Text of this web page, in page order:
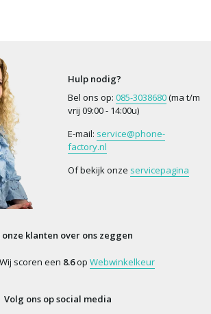
Hulp nodig?
Bel ons op: 085-3038680(ma t/m
vrij 09:00 - 14:00u)
E-mail: service@phone-
factory.nl
Of bekijk onze servicepagina
onze klanten over ons zeggen
Wij scoren een 8.6op Webwinkelkeur
Volg ons op social media